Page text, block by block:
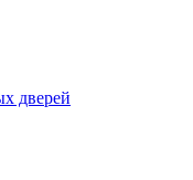
дверей